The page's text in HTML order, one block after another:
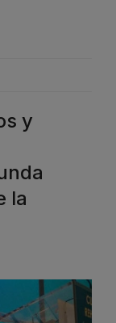
y
la